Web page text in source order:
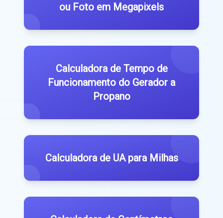
ou Foto em Megapixels
Calculadora de Tempo de
Funcionamento do Gerador a
Propano
Calculadora de UA para Milhas